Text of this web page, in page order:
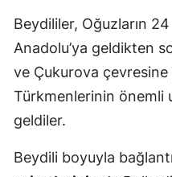
Beydililer, Oğuzların
Anadolu’ya geldikten
ve Çukurova çevresine
Türkmenlerinin önemli
geldiler.
Beydili boyuyla